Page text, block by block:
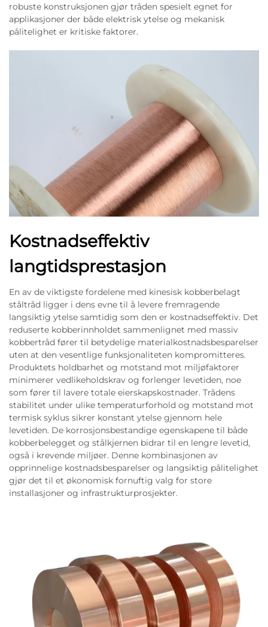
robuste konstruksjonen gjør tråden spesielt egnet for
applikasjoner der både elektrisk ytelse og mekanisk
pålitelighet er kritiske faktorer.
Kostnadseffektiv
langtidsprestasjon
En av de viktigste fordelene med kinesisk kobberbelagt
ståltråd ligger i dens evne til å levere fremragende
langsiktig ytelse samtidig som den er kostnadseffektiv. Det
reduserte kobberinnholdet sammenlignet med massiv
kobbertråd fører til betydelige materialkostnadsbesparelser
uten at den vesentlige funksjonaliteten kompromitteres.
Produktets holdbarhet og motstand mot miljøfaktorer
minimerer vedlikeholdskrav og forlenger levetiden, noe
som fører til lavere totale eierskapskostnader. Trådens
stabilitet under ulike temperaturforhold og motstand mot
termisk syklus sikrer konstant ytelse gjennom hele
levetiden. De korrosjonsbestandige egenskapene til både
kobberbelegget og stålkjernen bidrar til en lengre levetid,
også i krevende miljøer. Denne kombinasjonen av
opprinnelige kostnadsbesparelser og langsiktig pålitelighet
gjør det til et økonomisk fornuftig valg for store
installasjoner og infrastrukturprosjekter.